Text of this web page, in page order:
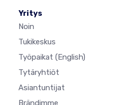
Yritys
Noin
Tukikeskus
Työpaikat (English)
Tytäryhtiöt
Asiantuntijat
Brändimme